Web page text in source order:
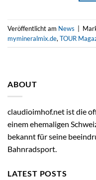
Veröffentlicht am News
mymineralmix.de, TOUR
ABOUT
claudioimhof.net ist die
einem ehemaligen
bekannt für seine
Bahnradsport.
LATEST POSTS